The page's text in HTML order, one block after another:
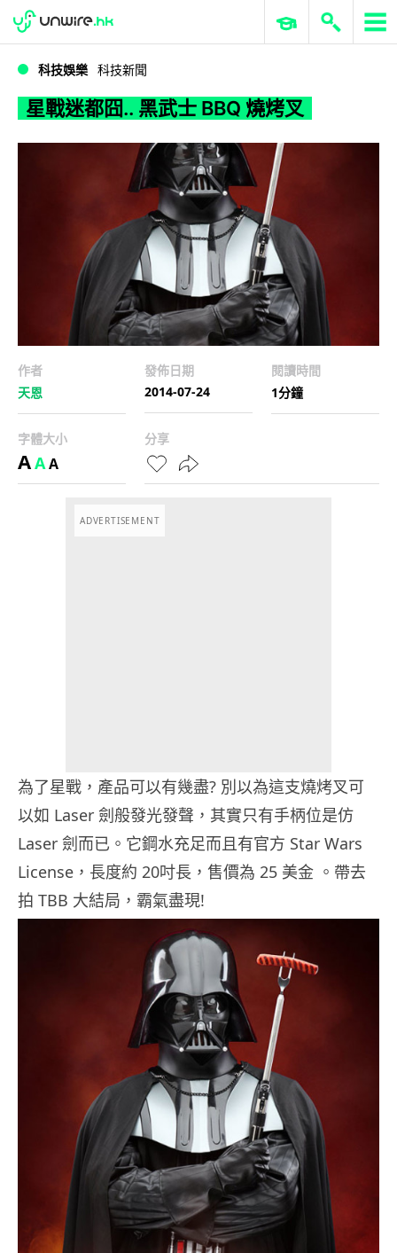
星戰迷都囧.. 黑武士 BBQ 燒烤叉
WWDC 2026 ERP 與商業 AI
科技娛樂 科技新聞
星戰迷都囧.. 黑武士 BBQ 燒烤叉
作者
天恩
發佈日期
2014-07-24
閱讀時間
1分鐘
字體大小
AAA
分享
ADVERTISEMENT
為了星戰，產品可以有幾盡? 別以為這支燒烤叉可
以如 Laser 劍般發光發聲，其實只有手柄位是仿
Laser 劍而已。它鋼水充足而且有官方 Star Wars
License，長度約 20吋長，售價為 25 美金 。帶去
拍 TBB 大結局，霸氣盡現!